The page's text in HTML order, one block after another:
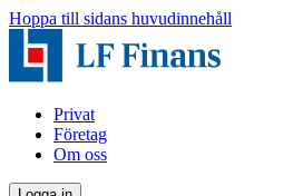
Hoppa till sidans huvudinnehåll
Privat
Företag
Om oss